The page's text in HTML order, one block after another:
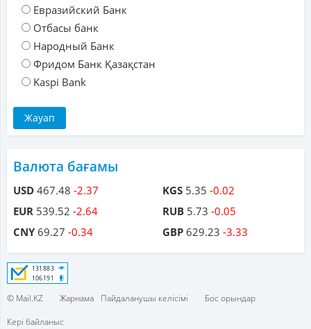
Евразийский Банк
Отбасы банк
Народный Банк
Фридом Банк Қазақстан
Kaspi Bank
Валюта бағамы
USD 467.48 -2.37
EUR 539.52 -2.64
CNY69.27 -0.34
KGS 5.35 -0.02
RUB 5.73 -0.05
GBP 629.23 -3.33
© Mail.KZ Жарнама Пайдаланушы келісімі
Бос орындар
Кері байланыс